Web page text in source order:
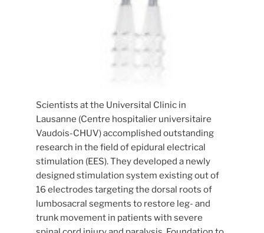
Scientists at the Universital Clinic in
Lausanne (Centre hospitalier universitaire
Vaudois-CHUV) accomplished outstanding
research in the field of epidural electrical
stimulation (EES). They developed a newly
designed stimulation system existing out of
16 electrodes targeting the dorsal roots of
lumbosacral segments to restore leg- and
trunk movement in patients with severe